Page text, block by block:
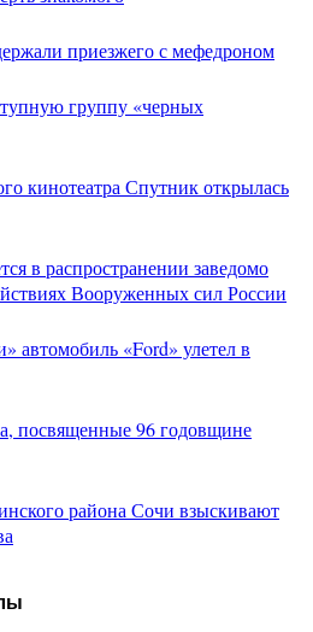
приезжего с мефедроном
группу «черных
кинотеатра Спутник открылась
в распространении заведомо
Вооруженных сил России
автомобиль «Ford» улетел в
посвященные 96 годовщине
района Сочи взыскивают